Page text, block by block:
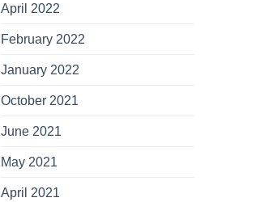
April 2022
February 2022
January 2022
October 2021
June 2021
May 2021
April 2021